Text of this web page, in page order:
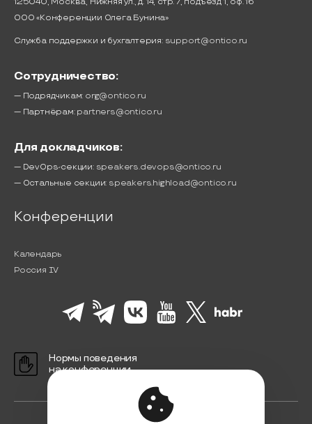
ООО «Конференции Олега Бунина»
Служба поддержки и бухгалтерия: support@ontico.ru
Сотрудничество:
— Подрядчикам: org@ontico.ru
— Партнёрам: partners@ontico.ru
Для докладчиков:
— DevOps-секции: speakers.devops@ontico.ru
— Остальные секции: speakers.highload@ontico.ru
Конференции
Календарь
Россия IV
Нормы поведения
на конференции